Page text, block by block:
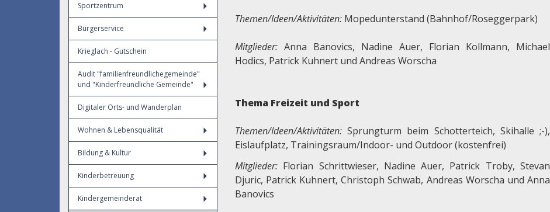
Sportzentrum
Bürgerservice
Krieglach - Gutschein
Audit "familienfreundlichegemeinde"
und "Kinderfreundliche Gemeinde"
Digitaler Orts- und Wanderplan
Wohnen & Lebensqualität
Bildung & Kultur
Kinderbetreuung
Kindergemeinderat
Themen/Ideen/Aktivitäten: Mopedunterstand (Bahnhof/Roseggerpark)
Mitglieder: Anna Banovics, Nadine Auer, Florian Kollmann, Michael
Hodics, Patrick Kuhnert und Andreas Worscha
Thema Freizeit und Sport
Themen/Ideen/Aktivitäten: Sprungturm beim Schotterteich, Skihalle ;-),
Eislaufplatz, Trainingsraum/Indoor- und Outdoor (kostenfrei)
Mitglieder: Florian Schrittwieser, Nadine Auer, Patrick Troby, Stevan
Djuric, Patrick Kuhnert, Christoph Schwab, Andreas Worscha und Anna
Banovics